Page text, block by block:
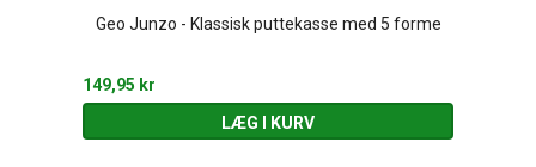
Geo Junzo - Klassisk puttekasse med 5 forme
149,95 kr
LÆG I KURV